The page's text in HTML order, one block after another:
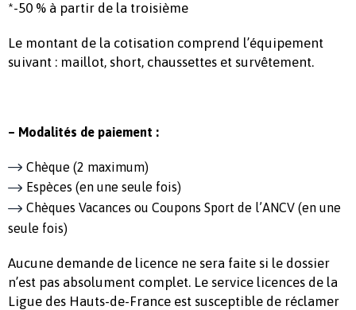
*-50 % à partir de la troisième
Le montant de la cotisation comprend l’équipement
suivant : maillot, short, chaussettes et survêtement.
– Modalités de paiement :
Chèque (2 maximum)
Espèces (en une seule fois)
Chèques Vacances ou Coupons Sport de l’ANCV (en une
seule fois)
Aucune demande de licence ne sera faite si le dossier
n’est pas absolument complet. Le service licences de la
Ligue des Hauts-de-France est susceptible de réclamer